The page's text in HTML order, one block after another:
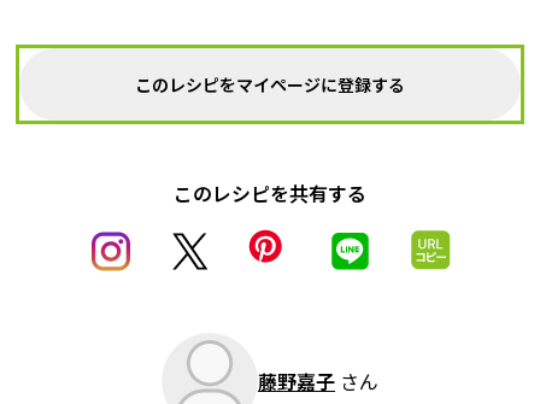
このレシピをマイページに登録する
このレシピを共有する
藤野嘉子 さん